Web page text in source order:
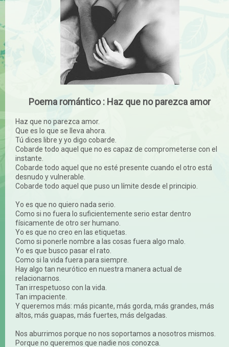
Poema romántico : Haz que no parezca amor
Haz que no parezca amor.
Que es lo que se lleva ahora.
Tú dices libre y yo digo cobarde.
Cobarde todo aquel que no es capaz de comprometerse con el
instante.
Cobarde todo aquel que no esté presente cuando el otro está
desnudo y vulnerable.
Cobarde todo aquel que puso un límite desde el principio.
Yo es que no quiero nada serio.
Como si no fuera lo suficientemente serio estar dentro
físicamente de otro ser humano.
Yo es que no creo en las etiquetas.
Como si ponerle nombre a las cosas fuera algo malo.
Yo es que busco pasar el rato.
Como si la vida fuera para siempre.
Hay algo tan neurótico en nuestra manera actual de
relacionarnos.
Tan irrespetuoso con la vida.
Tan impaciente.
Y queremos más: más picante, más gorda, más grandes, más
altos, más guapas, más fuertes, más delgadas.
Nos aburrimos porque no nos soportamos a nosotros mismos.
Porque no queremos que nadie nos conozca.